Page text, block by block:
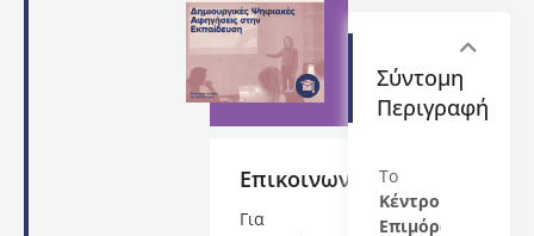
Επικοινωνία
Για
Σύντομη
Περιγραφή
Το
Κέντρο
Επιμόρφωσης